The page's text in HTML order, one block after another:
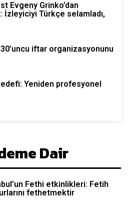
Evgeny Grinko’dan
İzleyiciyi Türkçe selamladı,
30’uncu iftar organizasyonunu
Yeniden profesyonel
Dair
Fethi etkinlikleri: Fetih
fethetmektir